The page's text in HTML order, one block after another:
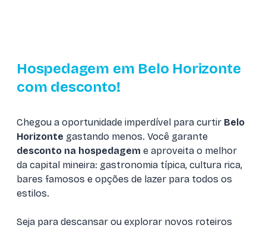
Hospedagem em Belo Horizonte
com desconto!
Chegou a oportunidade imperdível para curtir Belo
Horizonte gastando menos. Você garante
desconto na hospedagem e aproveita o melhor
da capital mineira: gastronomia típica, cultura rica,
bares famosos e opções de lazer para todos os
estilos.
Seja para descansar ou explorar novos roteiros